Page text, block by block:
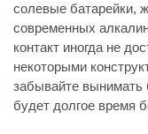
солевые батарейки,
современных
контакт иногда не
некоторыми
забывайте вынимать
будет долгое время